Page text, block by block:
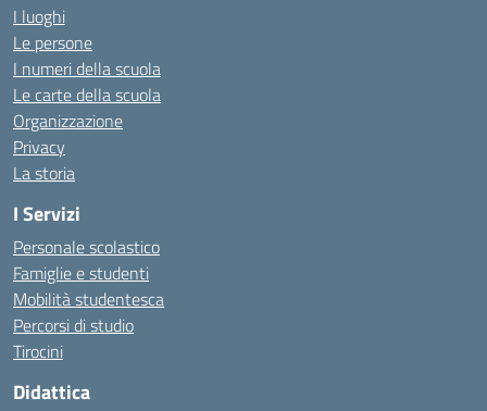
I luoghi
Le persone
I numeri della scuola
Le carte della scuola
Organizzazione
Privacy
La storia
I Servizi
Personale scolastico
Famiglie e studenti
Mobilità studentesca
Percorsi di studio
Tirocini
Didattica